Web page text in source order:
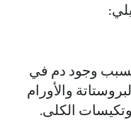
وجود دم في
والأورام
الكلى.